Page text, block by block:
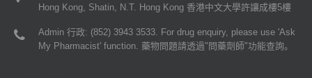
Hong Kong, Shatin, N.T. Hong Kong 香港中文大學許讓成樓5樓
Admin 行政: (852) 3943 3533. For drug enquiry, please use 'Ask
My Pharmacist' function. 藥物問題請透過"問藥劑師"功能查詢。